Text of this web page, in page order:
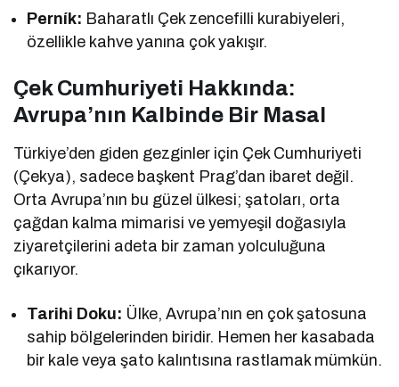
Perník: Baharatlı Çek zencefilli kurabiyeleri,
özellikle kahve yanına çok yakışır.
Çek Cumhuriyeti Hakkında:
Avrupa’nın Kalbinde Bir Masal
Türkiye’den giden gezginler için Çek Cumhuriyeti
(Çekya), sadece başkent Prag’dan ibaret değil.
Orta Avrupa’nın bu güzel ülkesi; şatoları, orta
çağdan kalma mimarisi ve yemyeşil doğasıyla
ziyaretçilerini adeta bir zaman yolculuğuna
çıkarıyor.
Tarihi Doku: Ülke, Avrupa’nın en çok şatosuna
sahip bölgelerinden biridir. Hemen her kasabada
bir kale veya şato kalıntısına rastlamak mümkün.